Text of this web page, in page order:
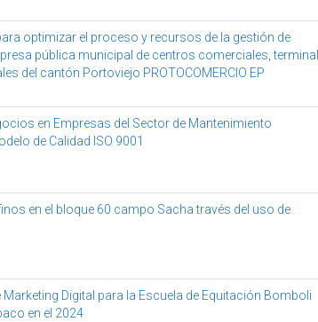
optimizar el proceso y recursos de la gestión de
pública municipal de centros comerciales, terminal
del cantón Portoviejo PROTOCOMERCIO EP
en Empresas del Sector de Mantenimiento
de Calidad ISO 9001
en el bloque 60 campo Sacha través del uso de
Marketing Digital para la Escuela de Equitación Bomboli
en el 2024